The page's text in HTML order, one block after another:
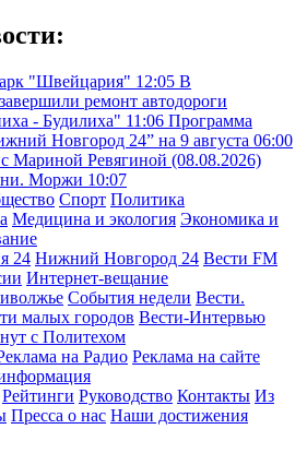
"Швейцария" 12:05 В
ремонт автодороги
- Будилиха" 11:06 Программа
Новгород 24” на 9 августа 06:00
Мариной Ревягиной (08.08.2026)
Моржи 10:07
Спорт Политика
Медицина и экология Экономика и
24 Нижний Новгород 24 Вести FM
Интернет-вещание
События недели Вести.
малых городов Вести-Интервью
с Политехом
на Радио Реклама на сайте
Рейтинги Руководство Контакты Из
Пресса о нас Наши достижения